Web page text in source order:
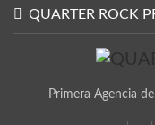
QUARTER ROCK
Primera Agencia